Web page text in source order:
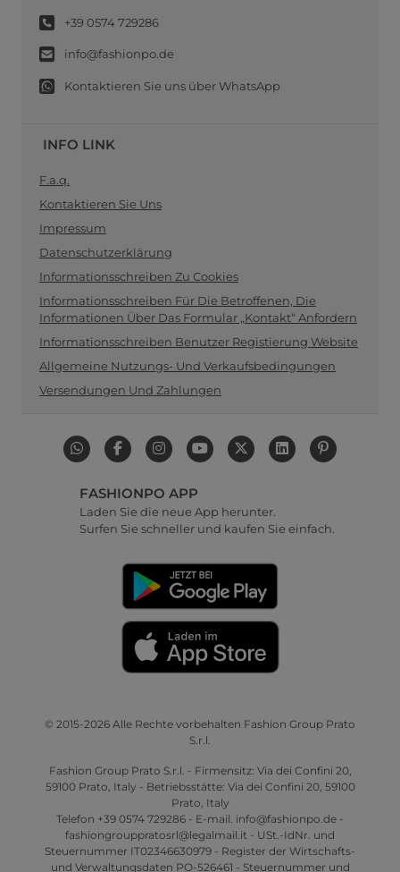
+39 0574 729286
info@fashionpo.de
Kontaktieren Sie uns über WhatsApp
INFO LINK
F.a.q.
Kontaktieren Sie Uns
Impressum
Datenschutzerklärung
Informationsschreiben Zu Cookies
Informationsschreiben Für Die Betroffenen, Die
Informationen Über Das Formular „Kontakt“ Anfordern
Informationsschreiben Benutzer Registierung Website
Allgemeine Nutzungs- Und Verkaufsbedingungen
Versendungen Und Zahlungen
FASHIONPO APP
Laden Sie die neue App herunter.
Surfen Sie schneller und kaufen Sie einfach.
© 2015-2026 Alle Rechte vorbehalten Fashion Group Prato
S.r.l.
Fashion Group Prato S.r.l. - Firmensitz: Via dei Confini 20,
59100 Prato, Italy - Betriebsstätte: Via dei Confini 20, 59100
Prato, Italy
Telefon +39 0574 729286 - E-mail. info@fashionpo.de -
fashiongrouppratosrl@legalmail.it - USt.-IdNr. und
Steuernummer IT02346630979 - Register der Wirtschafts-
und Verwaltungsdaten PO-526461 - Steuernummer und